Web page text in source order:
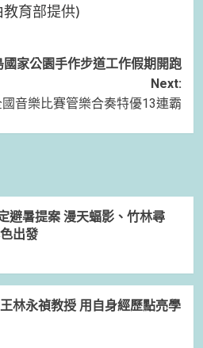
教育部提供)
家公園手作步道工作假期開跑
Next:
音樂比賽管樂合奏特優13連霸
避暑提案 漫天蝠影、竹林尋
出發
林永禎教授 用自身經歷點亮學